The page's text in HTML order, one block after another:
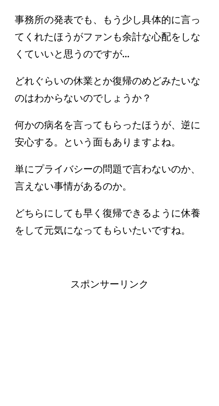
事務所の発表でも、もう少し具体的に言っ
てくれたほうがファンも余計な心配をしな
くていいと思うのですが...
どれぐらいの休業とか復帰のめどみたいな
のはわからないのでしょうか？
何かの病名を言ってもらったほうが、逆に
安心する。という面もありますよね。
単にプライバシーの問題で言わないのか、
言えない事情があるのか。
どちらにしても早く復帰できるように休養
をして元気になってもらいたいですね。
スポンサーリンク